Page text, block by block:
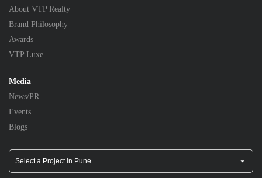
About VTP Realty
Brand Philosophy
Awards
VTP Luxe
Media
News/PR
Events
Blogs